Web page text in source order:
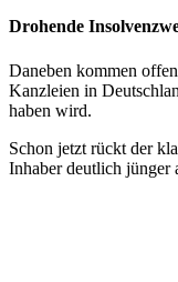
Drohende
Daneben kommen
Kanzleien in
haben wird.
Schon jetzt rückt der
Inhaber deutlich jünger